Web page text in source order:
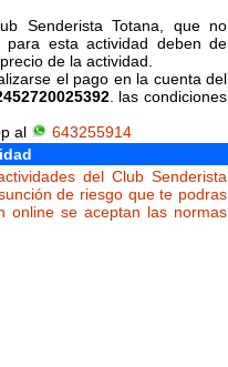
Senderista Totana, que no
para esta actividad deben de
de la actividad.
el pago en la cuenta del
. las condiciones
al
643255914
del Club Senderista
de riesgo que te podras
online se aceptan las normas